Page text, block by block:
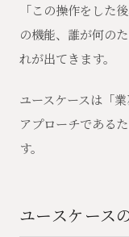
「この操作をした
の機能、誰が何の
れが出てきます。
ユースケースは「
アプローチである
す。
ユースケース